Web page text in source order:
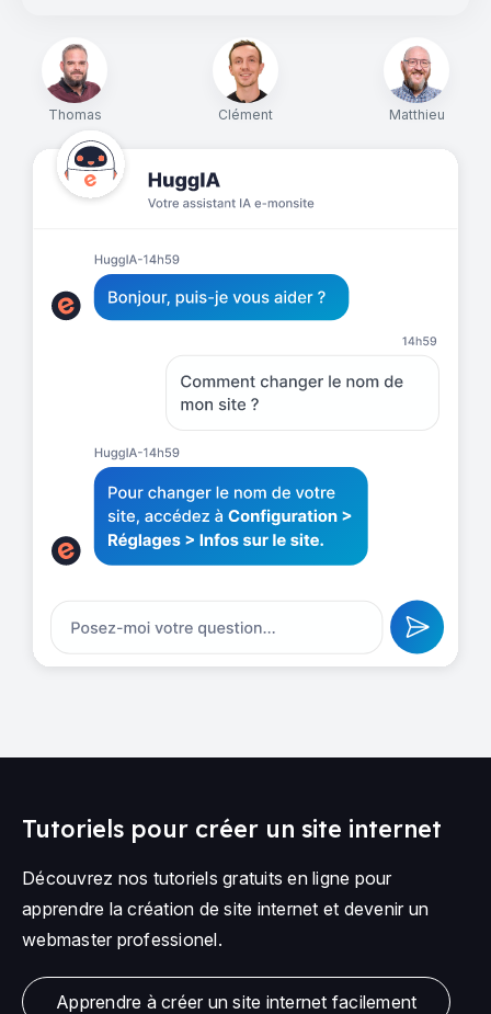
Thomas Clément Matthieu
Tutoriels pour créer un site internet
Découvrez nos tutoriels gratuits en ligne pour
apprendre la création de site internet et devenir un
webmaster professionel.
Apprendre à créer un site internet facilement